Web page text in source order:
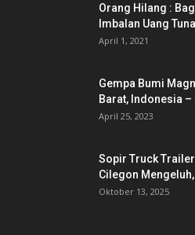
Orang Hilang :
Imbalan Uang
April 1, 2021
Gempa Bumi
Barat, Indonesia
April 25, 2023
Sopir Truck
Cilegon
Oktober 13, 2025